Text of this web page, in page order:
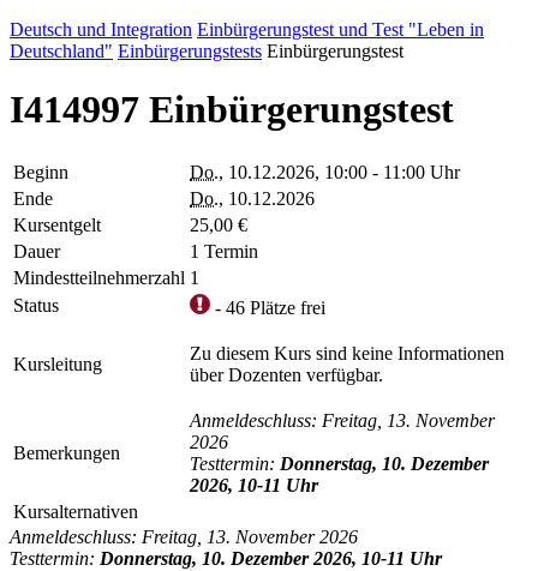
Deutsch und Integration Einbürgerungstest und Test "Leben in
Deutschland" Einbürgerungstests Einbürgerungstest
I414997 Einbürgerungstest
Beginn Do., 10.12.2026, 10:00 - 11:00 Uhr
Ende
Do., 10.12.2026
Kursentgelt
25,00 €
Dauer
1 Termin
Mindestteilnehmerzahl 1
Status
- 46 Plätze frei
Kursleitung
Zu diesem Kurs sind keine Informationen
über Dozenten verfügbar.
Bemerkungen
Anmeldeschluss: Freitag, 13. November
2026
Testtermin: Donnerstag, 10. Dezember
2026, 10-11 Uhr
Kursalternativen
Anmeldeschluss: Freitag, 13. November 2026
Testtermin: Donnerstag, 10. Dezember 2026, 10-11 Uhr